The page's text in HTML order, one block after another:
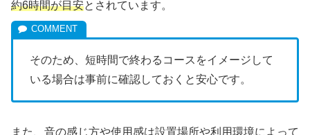
約6時間が目安とされています。
そのため、短時間で終わるコースをイメージして
いる場合は事前に確認しておくと安心です。
また、音の感じ方や使用感は設置場所や利用環境によって